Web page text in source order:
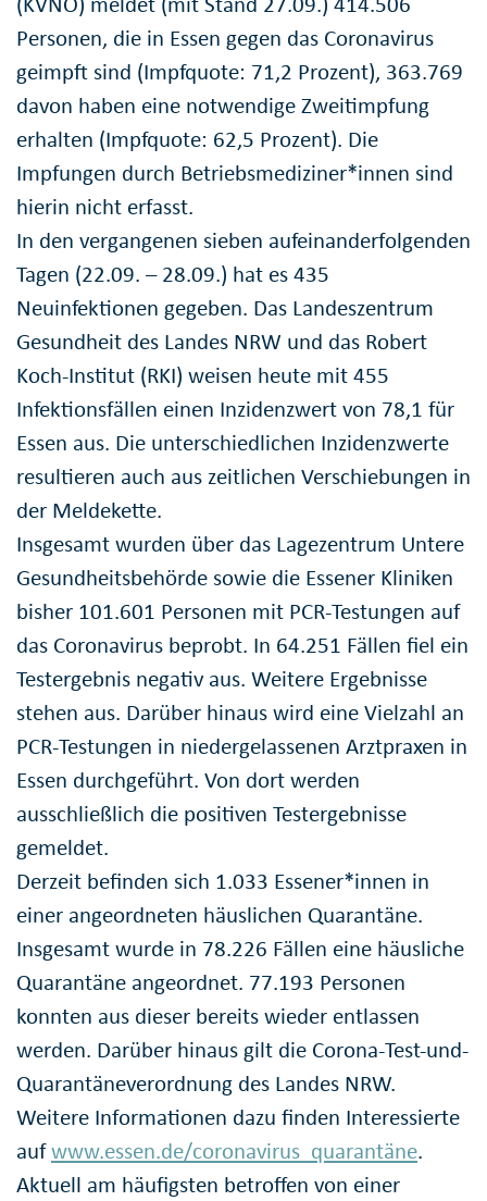
Personen, die in Essen gegen das Coronavirus
geimpft sind (Impfquote: 71,2 Prozent), 363.769
davon haben eine notwendige Zweitimpfung
erhalten (Impfquote: 62,5 Prozent). Die
Impfungen durch Betriebsmediziner*innen sind
hierin nicht erfasst.
In den vergangenen sieben aufeinanderfolgenden
Tagen (22.09. – 28.09.) hat es 435
Neuinfektionen gegeben. Das Landeszentrum
Gesundheit des Landes NRW und das Robert
Koch-Institut (RKI) weisen heute mit 455
Infektionsfällen einen Inzidenzwert von 78,1 für
Essen aus. Die unterschiedlichen Inzidenzwerte
resultieren auch aus zeitlichen Verschiebungen in
der Meldekette.
Insgesamt wurden über das Lagezentrum Untere
Gesundheitsbehörde sowie die Essener Kliniken
bisher 101.601 Personen mit PCR-Testungen auf
das Coronavirus beprobt. In 64.251 Fällen fiel ein
Testergebnis negativ aus. Weitere Ergebnisse
stehen aus. Darüber hinaus wird eine Vielzahl an
PCR-Testungen in niedergelassenen Arztpraxen in
Essen durchgeführt. Von dort werden
ausschließlich die positiven Testergebnisse
gemeldet.
Derzeit befinden sich 1.033 Essener*innen in
einer angeordneten häuslichen Quarantäne.
Insgesamt wurde in 78.226 Fällen eine häusliche
Quarantäne angeordnet. 77.193 Personen
konnten aus dieser bereits wieder entlassen
werden. Darüber hinaus gilt die Corona-Test-und-
Quarantäneverordnung des Landes NRW.
Weitere Informationen dazu finden Interessierte
aufwww.essen.de/coronavirus_quarantäne.
Aktuell am häufigsten betroffen von einer